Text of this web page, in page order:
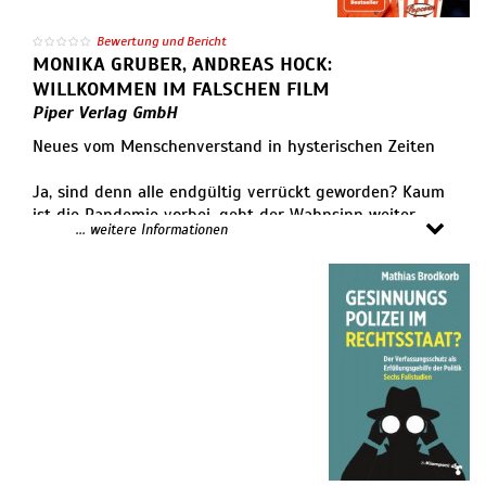
Bewertung und Bericht
MONIKA GRUBER, ANDREAS HOCK:
WILLKOMMEN IM FALSCHEN FILM
Piper Verlag GmbH
Neues vom Menschenverstand in hysterischen Zeiten
Ja, sind denn alle endgültig verrückt geworden? Kaum
ist die Pandemie vorbei, geht der Wahnsinn weiter ,
wie Monika Gruber und Andreas Hock feststellen
müssen. Egal, ob grüne Wärmepumpenfetischisten oder
notorische PS-Protzer, verblendete Woke-Aktivisten
oder ideologisierte Lehrer, besserwisserische
Medienmacher und weltfremde Politiker: hier bekommt
Menschenverstand gegen Hysterie oder ein paar
Gewohnt frech, scharfsinnig und bitterböse widmen
sich die beiden wieder dem Zustand der Gesellschaft
... weitere Informationen